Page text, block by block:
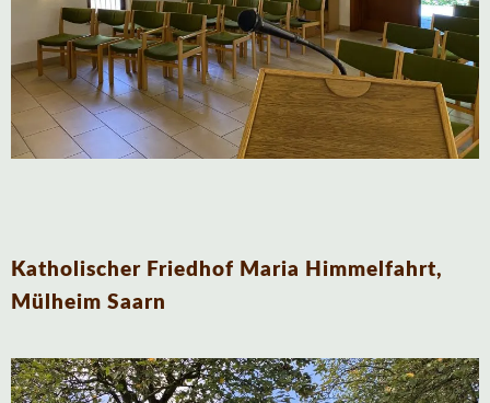
Katholischer Friedhof Maria Himmelfahrt,
Mülheim Saarn